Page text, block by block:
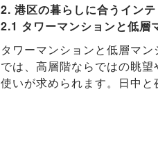
2. 港区の暮らしに合うイン
2.1 タワーマンションと低層
タワーマンションと低層マ
では、高層階ならではの眺
使いが求められます。日中と